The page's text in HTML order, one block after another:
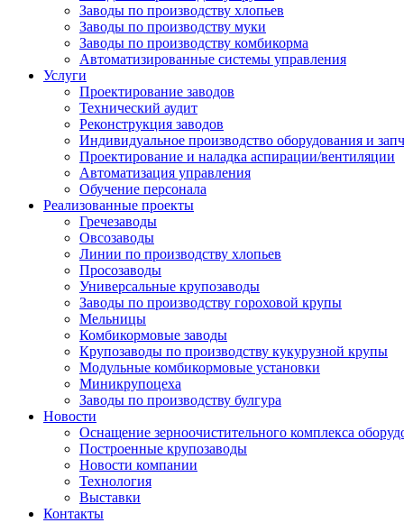
Заводы по производству хлопьев
Заводы по производству муки
Заводы по производству комбикорма
Автоматизированные системы управления
Услуги
Проектирование заводов
Технический аудит
Реконструкция заводов
Индивидуальное производство оборудования и
Проектирование и наладка аспирации/вентиляции
Автоматизация управления
Обучение персонала
Реализованные проекты
Гречезаводы
Овсозаводы
Линии по производству хлопьев
Просозаводы
Универсальные крупозаводы
Заводы по производству гороховой крупы
Мельницы
Комбикормовые заводы
Крупозаводы по производству кукурузной крупы
Модульные комбикормовые установки
Миникрупоцеха
Заводы по производству булгура
Новости
Оснащение зерноочистительного комплекса
Построенные крупозаводы
Новости компании
Технология
Выставки
Контакты